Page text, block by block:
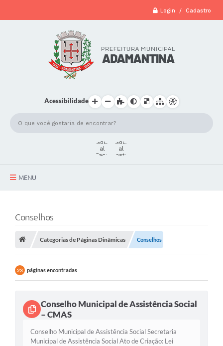
Login / Cadastro
Acessibilidade
MENU
Secretarias
Legislação
Transparência
CIPA 2026-2027
Cadastros Culturais
Lei Paulo Gustavo
Conselhos
Categorias de Páginas Dinâmicas Conselhos
23 páginas encontradas
Conselho Municipal de Assistência Social
– CMAS
Conselho Municipal de Assistência Social Secretaria
Municipal de Assistência Social Ato de Criação: Lei